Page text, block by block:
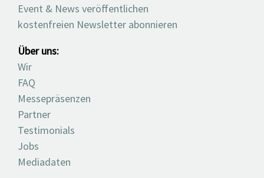
Event & News veröffentlichen
kostenfreien Newsletter abonnieren
Über uns:
Wir
FAQ
Messepräsenzen
Partner
Testimonials
Jobs
Mediadaten